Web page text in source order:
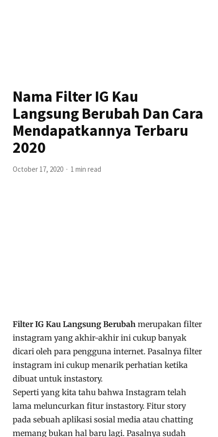
Nama Filter IG Kau
Langsung Berubah Dan Cara
Mendapatkannya Terbaru
2020
October 17, 2020 1 min read
Filter IG Kau Langsung Berubah merupakan filter
instagram yang akhir-akhir ini cukup banyak
dicari oleh para pengguna internet. Pasalnya filter
instagram ini cukup menarik perhatian ketika
dibuat untuk instastory.
Seperti yang kita tahu bahwa Instagram telah
lama meluncurkan fitur instastory. Fitur story
pada sebuah aplikasi sosial media atau chatting
memang bukan hal baru lagi. Pasalnya sudah